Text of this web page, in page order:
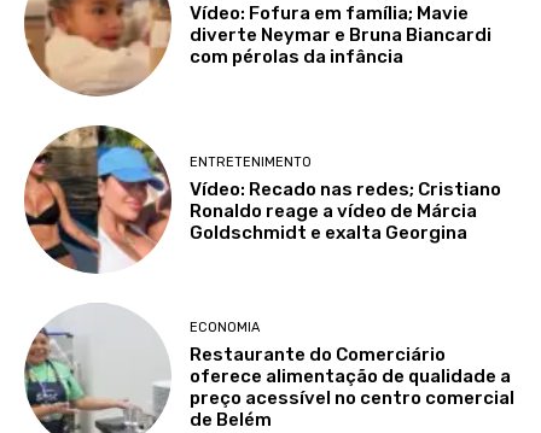
Vídeo: Fofura em família; Mavie
diverte Neymar e Bruna Biancardi
com pérolas da infância
ENTRETENIMENTO
Vídeo: Recado nas redes; Cristiano
Ronaldo reage a vídeo de Márcia
Goldschmidt e exalta Georgina
ECONOMIA
Restaurante do Comerciário
oferece alimentação de qualidade a
preço acessível no centro comercial
de Belém